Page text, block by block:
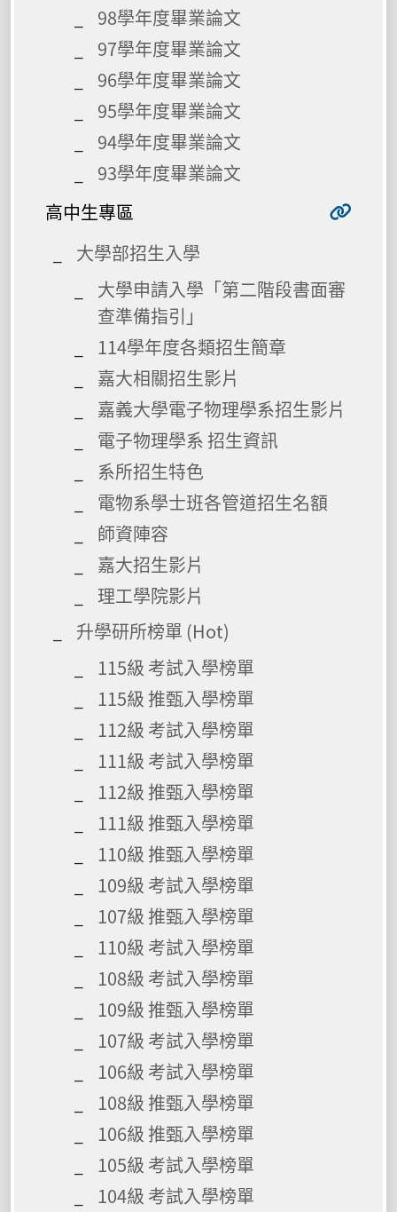
98學年度畢業論文
97學年度畢業論文
96學年度畢業論文
95學年度畢業論文
94學年度畢業論文
93學年度畢業論文
高中生專區
大學部招生入學
大學申請入學「第二階段書面審
查準備指引」
114學年度各類招生簡章
嘉大相關招生影片
嘉義大學電子物理學系招生影片
電子物理學系 招生資訊
系所招生特色
電物系學士班各管道招生名額
師資陣容
嘉大招生影片
理工學院影片
升學研所榜單 (Hot)
115級 考試入學榜單
115級 推甄入學榜單
112級 考試入學榜單
111級 考試入學榜單
112級 推甄入學榜單
111級 推甄入學榜單
110級 推甄入學榜單
109級 考試入學榜單
107級 推甄入學榜單
110級 考試入學榜單
108級 考試入學榜單
109級 推甄入學榜單
107級 考試入學榜單
106級 考試入學榜單
108級 推甄入學榜單
106級 推甄入學榜單
105級 考試入學榜單
104級 考試入學榜單